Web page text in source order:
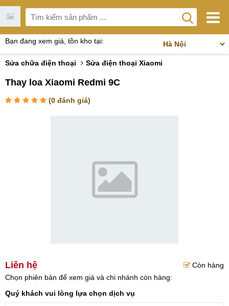
Bạn đang xem giá, tồn kho tại:
Sửa chữa điện thoại Sửa điện thoại Xiaomi
Thay loa Xiaomi Redmi 9C
(0 đánh giá)
Liên hệ
Còn hàng
Chọn phiên bản để xem giá và chi nhánh còn hàng:
Quý khách vui lòng lựa chọn dịch vụ